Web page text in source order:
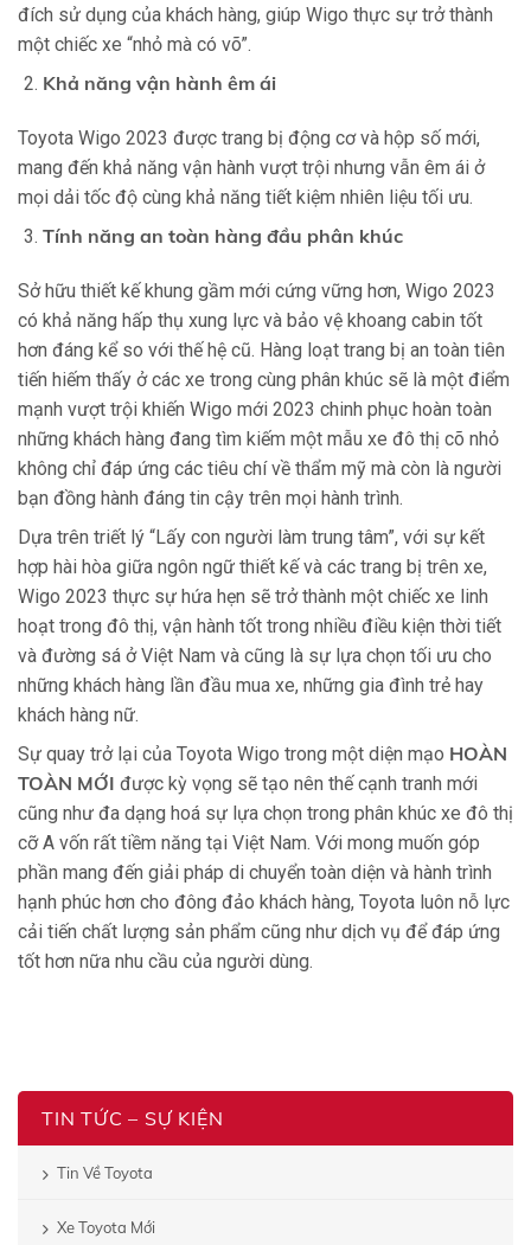
TIN TỨC – SỰ KIỆN
Tin Về Toyota
Xe Toyota Mới
đích sử dụng của khách hàng, giúp Wigo thực sự trở thành
một chiếc xe “nhỏ mà có võ”.
Khả năng vận hành êm ái
Toyota Wigo 2023 được trang bị động cơ và hộp số mới,
mang đến khả năng vận hành vượt trội nhưng vẫn êm ái ở
mọi dải tốc độ cùng khả năng tiết kiệm nhiên liệu tối ưu.
Tính năng an toàn hàng đầu phân khúc
Sở hữu thiết kế khung gầm mới cứng vững hơn, Wigo 2023
có khả năng hấp thụ xung lực và bảo vệ khoang cabin tốt
hơn đáng kể so với thế hệ cũ. Hàng loạt trang bị an toàn tiên
tiến hiếm thấy ở các xe trong cùng phân khúc sẽ là một điểm
mạnh vượt trội khiến Wigo mới 2023 chinh phục hoàn toàn
những khách hàng đang tìm kiếm một mẫu xe đô thị cõ nhỏ
không chỉ đáp ứng các tiêu chí về thẩm mỹ mà còn là người
bạn đồng hành đáng tin cậy trên mọi hành trình.
Dựa trên triết lý “Lấy con người làm trung tâm”, với sự kết
hợp hài hòa giữa ngôn ngữ thiết kế và các trang bị trên xe,
Wigo 2023 thực sự hứa hẹn sẽ trở thành một chiếc xe linh
hoạt trong đô thị, vận hành tốt trong nhiều điều kiện thời tiết
và đường sá ở Việt Nam và cũng là sự lựa chọn tối ưu cho
những khách hàng lần đầu mua xe, những gia đình trẻ hay
khách hàng nữ.
Sự quay trở lại của Toyota Wigo trong một diện mạo HOÀN
TOÀN MỚI được kỳ vọng sẽ tạo nên thế cạnh tranh mới
cũng như đa dạng hoá sự lựa chọn trong phân khúc xe đô thị
cỡ A vốn rất tiềm năng tại Việt Nam. Với mong muốn góp
phần mang đến giải pháp di chuyển toàn diện và hành trình
hạnh phúc hơn cho đông đảo khách hàng, Toyota luôn nỗ lực
cải tiến chất lượng sản phẩm cũng như dịch vụ để đáp ứng
tốt hơn nữa nhu cầu của người dùng.